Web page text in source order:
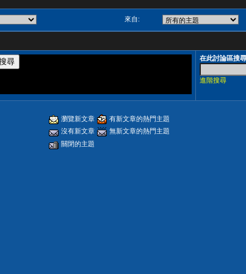
來自:
在此討論區搜尋
進階搜尋
瀏覽新文章
有新文章的熱門主題
沒有新文章
無新文章的熱門主題
關閉的主題